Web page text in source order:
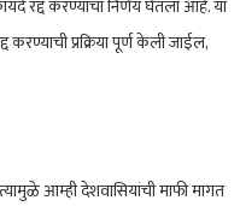
रद्द करण्याचा निर्णय घेतला आहे. या
करण्याची प्रक्रिया पूर्ण केली जाईल,
आम्ही देशवासियांची माफी मागत